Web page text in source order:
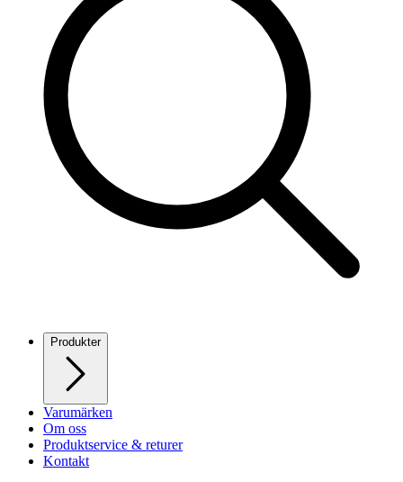
Produkter
Varumärken
Om oss
Produktservice & returer
Kontakt